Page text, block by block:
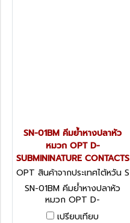
SN-01BM คีมย้ำหางปลาหัว
หมวก OPT D-
SUBMININATURE CONTACTS
OPT สินค้าจากประเทศไต้หวัน S
N-01BM
SN-01BM คีมย้ำหางปลาหัว
หมวก OPT D-
SUBMININATURE CONTACTS
เปรียบเทียบ